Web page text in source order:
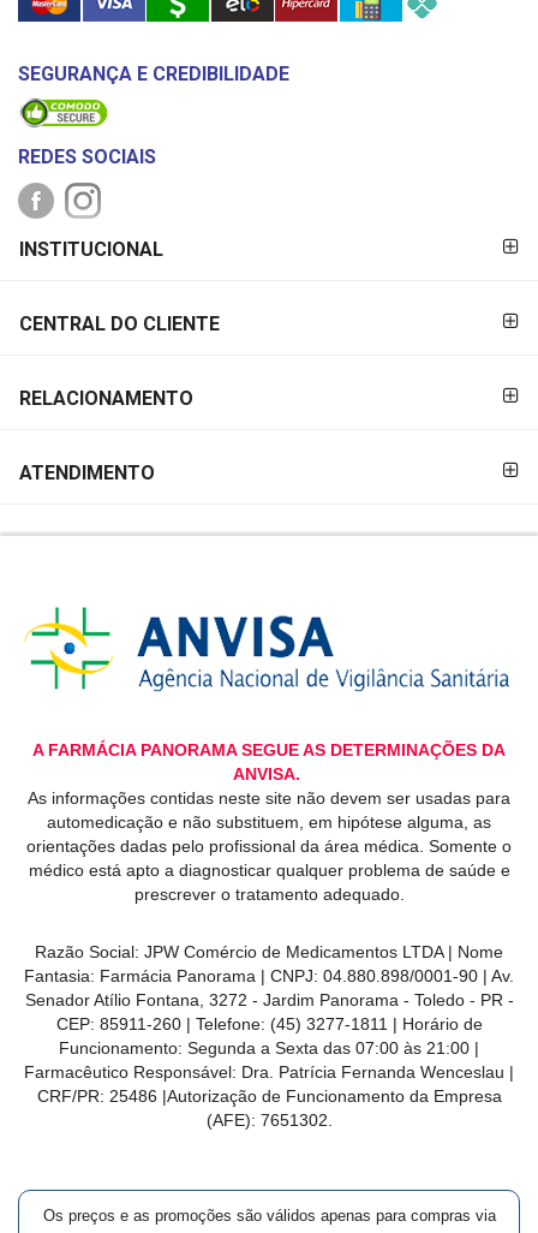
SEGURANÇA E CREDIBILIDADE
REDES SOCIAIS
PAGAMENTO
INSTITUCIONAL
CENTRAL DO CLIENTE
RELACIONAMENTO
ATENDIMENTO
A FARMÁCIA PANORAMA SEGUE AS DETERMINAÇÕES DA
ANVISA.
As informações contidas neste site não devem ser usadas para
automedicação e não substituem, em hipótese alguma, as
orientações dadas pelo profissional da área médica. Somente o
médico está apto a diagnosticar qualquer problema de saúde e
prescrever o tratamento adequado.
Razão Social: JPW Comércio de Medicamentos LTDA | Nome
Fantasia: Farmácia Panorama | CNPJ: 04.880.898/0001-90 | Av.
Senador Atílio Fontana, 3272 - Jardim Panorama - Toledo - PR -
CEP: 85911-260 | Telefone: (45) 3277-1811 | Horário de
Funcionamento: Segunda a Sexta das 07:00 às 21:00 |
Farmacêutico Responsável: Dra. Patrícia Fernanda Wenceslau |
CRF/PR: 25486 |Autorização de Funcionamento da Empresa
(AFE): 7651302.
Os preços e as promoções são válidos apenas para compras via